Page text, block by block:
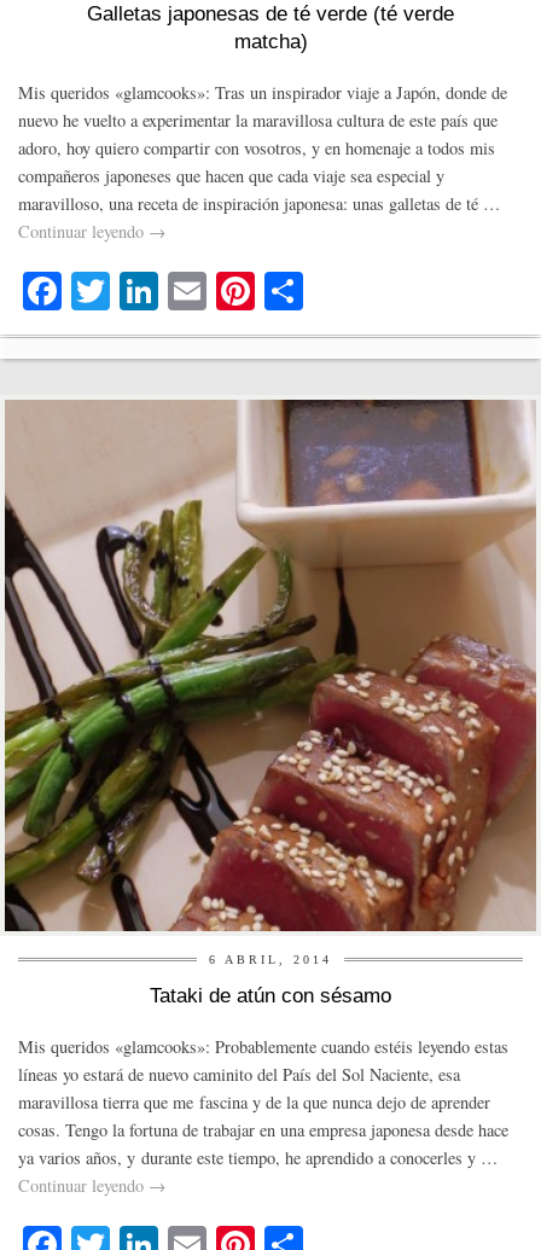
Galletas japonesas de té verde (té verde
matcha)
Mis queridos «glamcooks»: Tras un inspirador viaje a Japón, donde de
nuevo he vuelto a experimentar la maravillosa cultura de este país que
adoro, hoy quiero compartir con vosotros, y en homenaje a todos mis
compañeros japoneses que hacen que cada viaje sea especial y
maravilloso, una receta de inspiración japonesa: unas galletas de té …
Continuar leyendo →
Fa
ce
bo
ok
T
wi
tte
r
Li
nk
ed
In
E
m
ail
Pi
nt
er
es
o
m
pa
rti
r
6 ABRIL, 2014
Tataki de atún con sésamo
Mis queridos «glamcooks»: Probablemente cuando estéis leyendo estas
líneas yo estará de nuevo caminito del País del Sol Naciente, esa
maravillosa tierra que me fascina y de la que nunca dejo de aprender
cosas. Tengo la fortuna de trabajar en una empresa japonesa desde hace
ya varios años, y durante este tiempo, he aprendido a conocerles y …
Continuar leyendo →